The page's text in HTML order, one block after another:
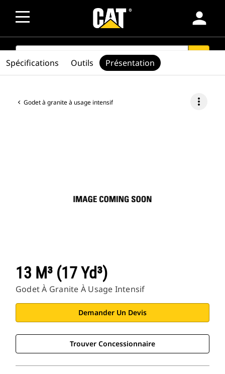
person
SEARCH
Godet à granite à usage intensif more_vert
13 M³ (17 Yd³)
Godet À Granite À Usage Intensif
Demander Un Devis
Trouver Concessionnaire
Spécifications Outils Présentation